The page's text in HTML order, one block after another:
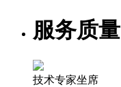
服务质量
技术专家坐席